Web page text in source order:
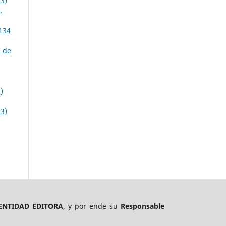
de
EDITORA, y por ende su Responsable